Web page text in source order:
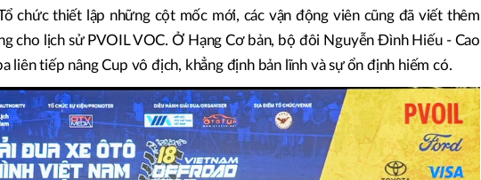
chức thiết lập những cột mốc mới, các vận động viên cũng đã viết thêm
cho lịch sử PVOIL VOC. Ở Hạng Cơ bản, bộ đôi Nguyễn Đình Hiếu - Cao
liên tiếp nâng Cup vô địch, khẳng định bản lĩnh và sự ổn định hiếm có.